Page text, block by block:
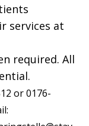
services at
required. All
or 0176-